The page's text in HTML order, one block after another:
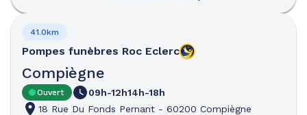
Pompes funèbres Roc Eclerc
Compiègne
41.0km
Ouvert 09h-12h14h-18h
18 Rue Du Fonds Pernant - 60200 Compiègne